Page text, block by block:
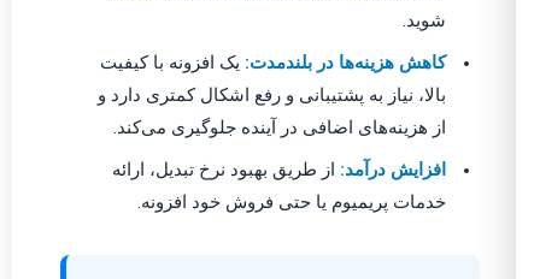
شوید.
کاهش هزینه‌ها در بلندمدت: یک افزونه با کیفیت
بالا، نیاز به پشتیبانی و رفع اشکال کمتری دارد و
از هزینه‌های اضافی در آینده جلوگیری می‌کند.
افزایش درآمد: از طریق بهبود نرخ تبدیل، ارائه
خدمات پریمیوم یا حتی فروش خود افزونه.